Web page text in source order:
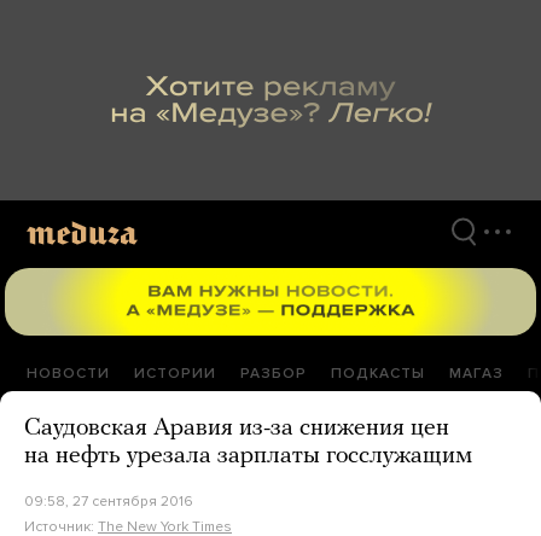
НОВОСТИ ИСТОРИИ РАЗБОР ПОДКАСТЫ МАГАЗ
Саудовская Аравия из-за снижения цен
на нефть урезала зарплаты госслужащим
09:58, 27 сентября 2016
Источник: The New York Times